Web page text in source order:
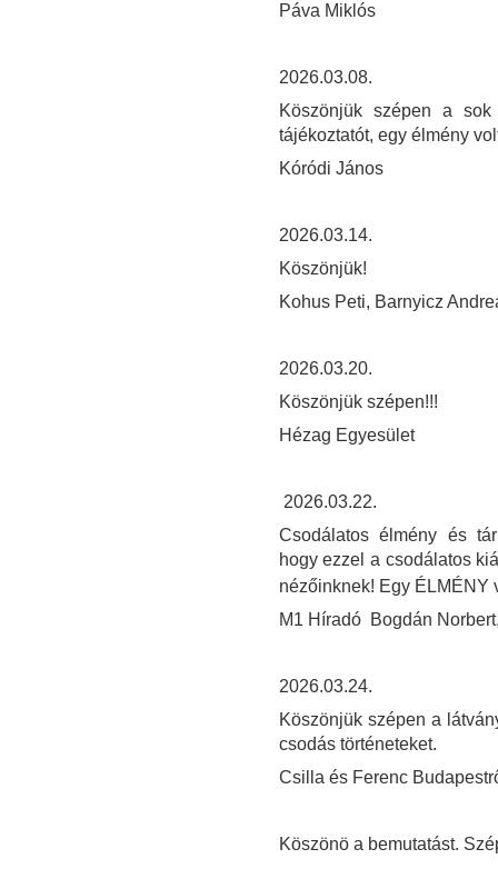
Páva Miklós
2026.03.08.
Köszönjük szépen a
tájékoztatót, egy élmény
Kóródi János
2026.03.14.
Köszönjük!
Kohus Peti, Barnyicz
2026.03.20.
Köszönjük szépen!!!
Hézag Egyesület
2026.03.22.
Csodálatos élmény és
hogy ezzel a csodálatos
nézőinknek! Egy ÉLMÉNY
M1 Híradó Bogdán
2026.03.24.
Köszönjük szépen a
csodás történeteket.
Csilla és Ferenc
Köszönö a bemutatást.